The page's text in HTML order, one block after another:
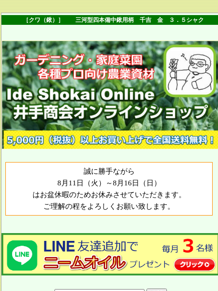
［クワ（鍬）］ 三河型四本備中鍬用柄 千吉 金 ３．５シャク
誠に勝手ながら
8月11日（火）～8月16日（日）
はお盆休暇のためお休みさせていただきます。
ご理解の程をよろしくお願い致します。